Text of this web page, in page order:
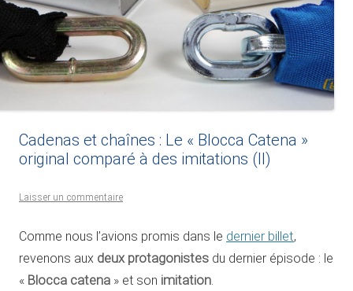
Cadenas et chaînes : Le « Blocca Catena »
original comparé à des imitations (II)
Laisser un commentaire
Comme nous l’avions promis dans le dernier billet,
revenons aux deux protagonistes du dernier épisode : le
« Blocca catena » et son imitation.